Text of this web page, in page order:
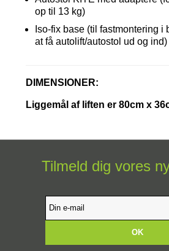
op til 13 kg)
Iso-fix base (til fastmontering i
at få autolift/autostol ud og ind)
DIMENSIONER:
Liggemål af liften er 80cm x
Tilmeld dig vores
OK